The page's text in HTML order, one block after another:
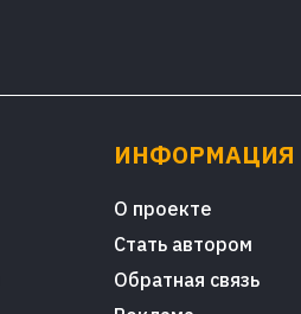
ИНФОРМАЦИЯ
О проекте
Стать автором
Обратная связь